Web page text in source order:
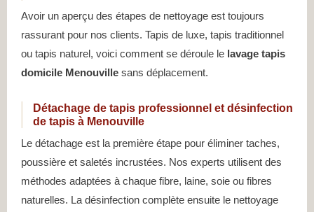
Avoir un aperçu des étapes de nettoyage est toujours
rassurant pour nos clients. Tapis de luxe, tapis traditionnel
ou tapis naturel, voici comment se déroule le lavage tapis
domicile Menouville sans déplacement.
Détachage de tapis professionnel et désinfection
de tapis à Menouville
Le détachage est la première étape pour éliminer taches,
poussière et saletés incrustées. Nos experts utilisent des
méthodes adaptées à chaque fibre, laine, soie ou fibres
naturelles. La désinfection complète ensuite le nettoyage